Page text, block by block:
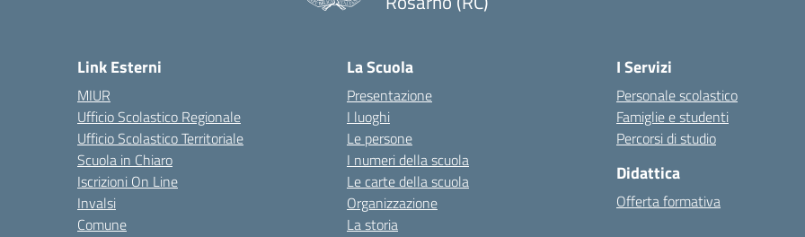
Link Esterni
MIUR
Ufficio Scolastico Regionale
Ufficio Scolastico Territoriale
Scuola in Chiaro
Iscrizioni On Line
Invalsi
Comune
La Scuola
Presentazione
I luoghi
Le persone
I numeri della scuola
Le carte della scuola
Organizzazione
La storia
I Servizi
Personale scolastico
Famiglie e studenti
Percorsi di studio
Didattica
Offerta formativa